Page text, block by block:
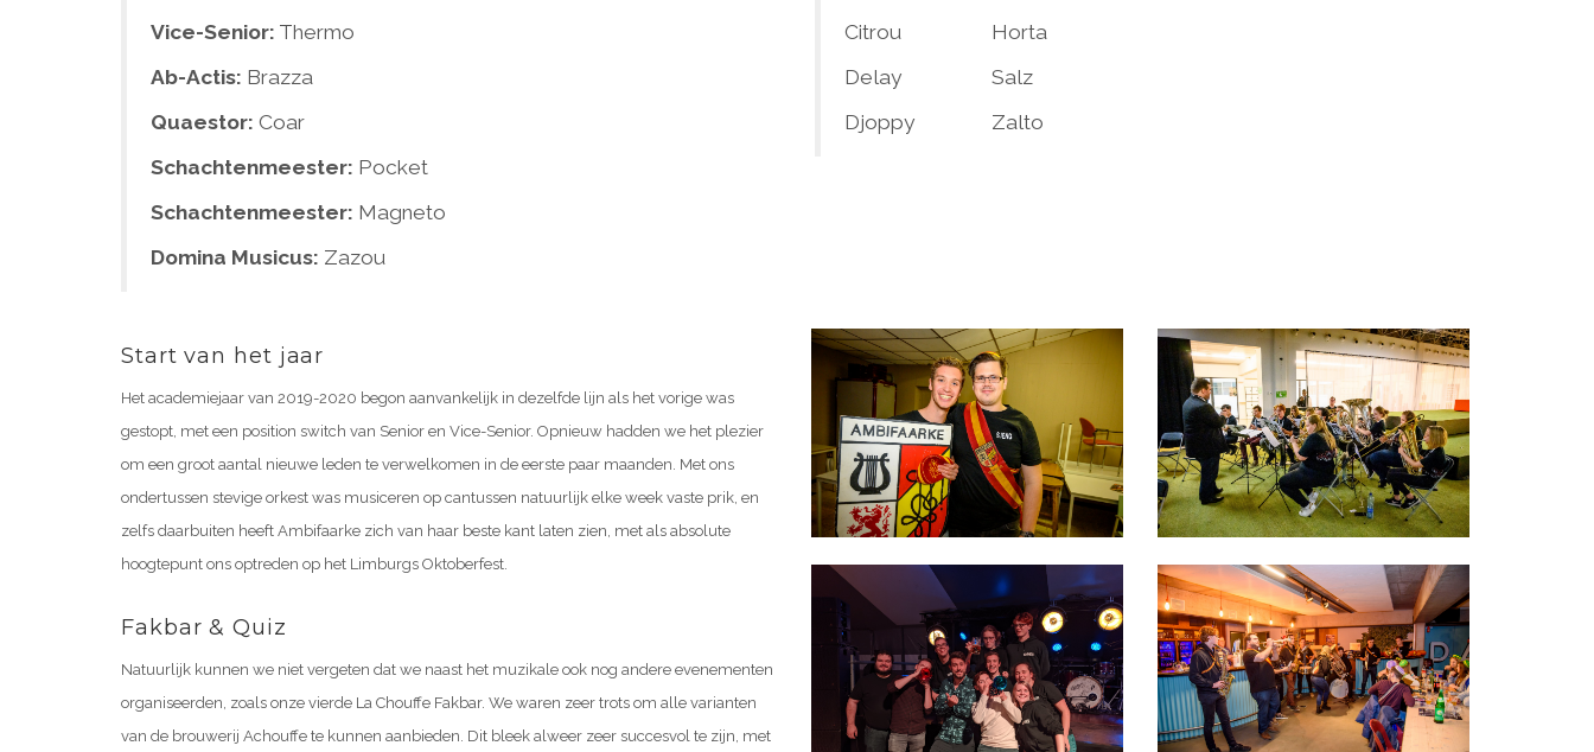
Vice-Senior: Thermo
Ab-Actis: Brazza
Quaestor: Coar
Schachtenmeester: Pocket
Schachtenmeester: Magneto
Domina Musicus: Zazou
Citrou
Delay
Djoppy
Horta
Salz
Zalto
Start van het jaar
Het academiejaar van 2019-2020 begon aanvankelijk in dezelfde lijn als het vorige was
gestopt, met een position switch van Senior en Vice-Senior. Opnieuw hadden we het plezier
om een groot aantal nieuwe leden te verwelkomen in de eerste paar maanden. Met ons
ondertussen stevige orkest was musiceren op cantussen natuurlijk elke week vaste prik, en
zelfs daarbuiten heeft Ambifaarke zich van haar beste kant laten zien, met als absolute
hoogtepunt ons optreden op het Limburgs Oktoberfest.
Fakbar & Quiz
Natuurlijk kunnen we niet vergeten dat we naast het muzikale ook nog andere evenementen
organiseerden, zoals onze vierde La Chouffe Fakbar. We waren zeer trots om alle varianten
van de brouwerij Achouffe te kunnen aanbieden. Dit bleek alweer zeer succesvol te zijn, met